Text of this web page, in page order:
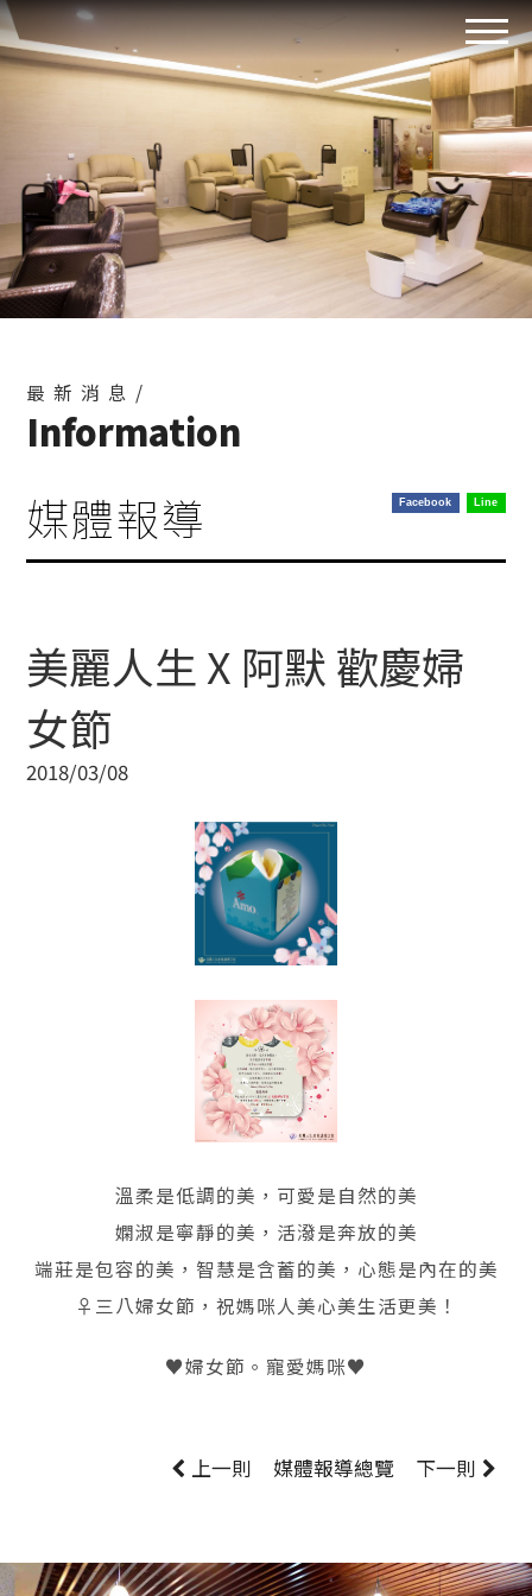
最新消息/
Information
Line
Facebook
媒體報導
美麗人生 X 阿默 歡慶婦
女節
2018/03/08
溫柔是低調的美，可愛是自然的美
嫻淑是寧靜的美，活潑是奔放的美
端莊是包容的美，智慧是含蓄的美，心態是內在的美
♀三八婦女節，祝媽咪人美心美生活更美！
♥婦女節。寵愛媽咪♥
上一則 媒體報導總覽 下一則